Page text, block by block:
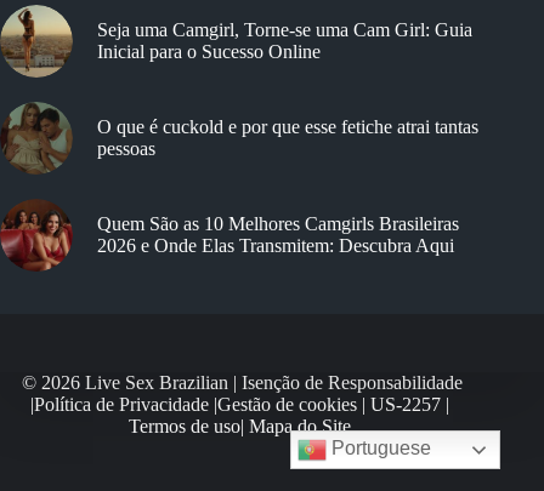
Seja uma Camgirl, Torne-se uma Cam Girl: Guia
Inicial para o Sucesso Online
O que é cuckold e por que esse fetiche atrai tantas
pessoas
Quem São as 10 Melhores Camgirls Brasileiras
2026 e Onde Elas Transmitem: Descubra Aqui
© 2026 Live Sex Brazilian | Isenção de Responsabilidade
|Política de Privacidade |Gestão de cookies | US-2257|
Termos de uso| Mapa do Site
Portuguese